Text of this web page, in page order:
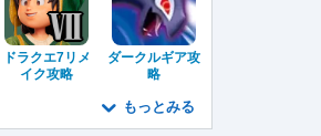
ドラクエ7リメ
イク攻略
ダークルギア攻
略
もっとみる